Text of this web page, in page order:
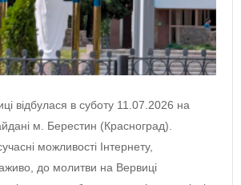
відбулася в суботу 11.07.2026 на
м. Берестин (Красноград).
можливості Інтернету,
до молитви на Вервиці